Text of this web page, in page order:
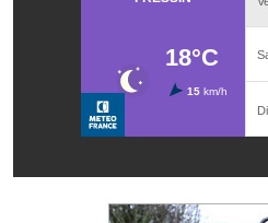
France services
France Renov